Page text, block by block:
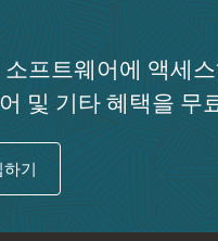
프트웨어에 액세
및 기타 혜택을 무
기